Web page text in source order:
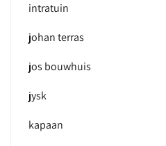
intratuin
johan terras
jos bouwhuis
jysk
kapaan